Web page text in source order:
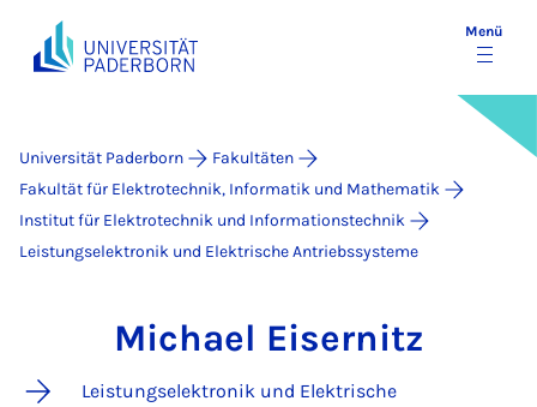
Menü
Universität Paderborn
Fakultäten
Fakultät für Elektrotechnik, Informatik und Mathematik
Institut für Elektrotechnik und Informationstechnik
Leistungselektronik und Elektrische Antriebssysteme
Michael Eisernitz
Leistungselektronik und Elektrische